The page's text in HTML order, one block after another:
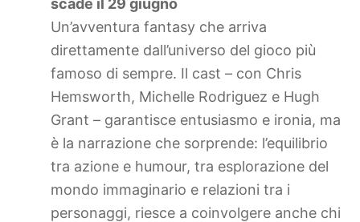
Un’avventura fantasy che arriva
direttamente dall’universo del gioco più
famoso di sempre. Il cast – con Chris
Hemsworth, Michelle Rodriguez e Hugh
Grant – garantisce entusiasmo e ironia, ma
è la narrazione che sorprende: l’equilibrio
tra azione e humour, tra esplorazione del
mondo immaginario e relazioni tra i
personaggi, riesce a coinvolgere anche chi